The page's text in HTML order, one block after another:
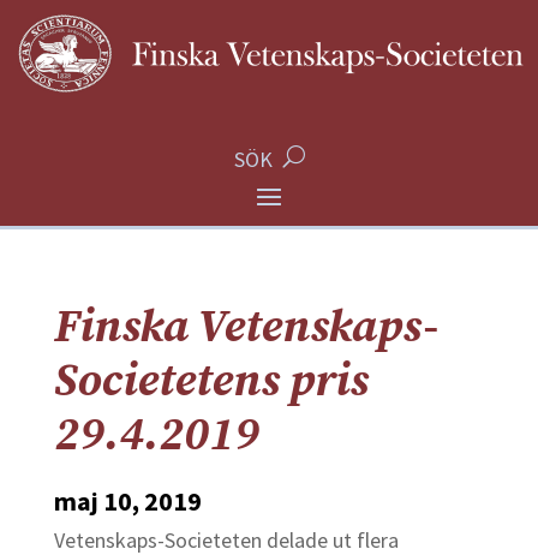
SÖK
Finska Vetenskaps-
Societetens pris
29.4.2019
maj 10, 2019
Vetenskaps-Societeten delade ut flera